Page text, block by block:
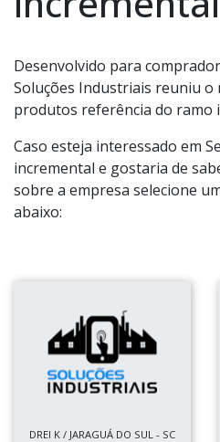
Desenvolvido para
Soluções Industriais reuniu o
produtos referência do ramo
Caso esteja interessado em
incremental e gostaria de
sobre a empresa selecione
abaixo:
DREI K / JARAGUÁ DO SUL - SC